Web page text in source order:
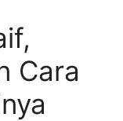
Cara